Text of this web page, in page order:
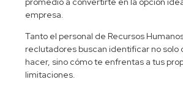
empresa.
Tanto el personal de Recursos
reclutadores buscan identificar no solo
hacer, sino cómo te enfrentas a tus
limitaciones.